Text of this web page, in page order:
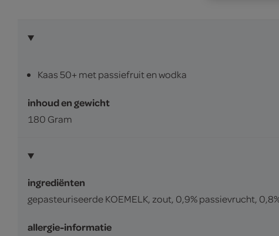
Kaas 50+ met passiefruit en wodka
inhoud en gewicht
180 Gram
ingrediënten
gepasteuriseerde KOEMELK, zout, 0,9% passievrucht,
allergie-informatie